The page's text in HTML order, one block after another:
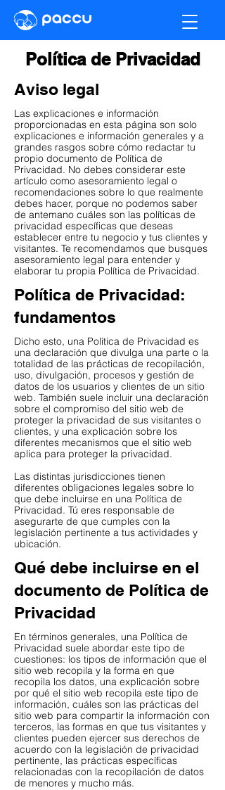
Política de Privacidad
Aviso legal
Las explicaciones e información
proporcionadas en esta página son solo
explicaciones e información generales y a
grandes rasgos sobre cómo redactar tu
propio documento de Política de
Privacidad. No debes considerar este
artículo como asesoramiento legal o
recomendaciones sobre lo que realmente
debes hacer, porque no podemos saber
de antemano cuáles son las políticas de
privacidad específicas que deseas
establecer entre tu negocio y tus clientes y
visitantes. Te recomendamos que busques
asesoramiento legal para entender y
elaborar tu propia Política de Privacidad.
Política de Privacidad:
fundamentos
Dicho esto, una Política de Privacidad es
una declaración que divulga una parte o la
totalidad de las prácticas de recopilación,
uso, divulgación, procesos y gestión de
datos de los usuarios y clientes de un sitio
web. También suele incluir una declaración
sobre el compromiso del sitio web de
proteger la privacidad de sus visitantes o
clientes, y una explicación sobre los
diferentes mecanismos que el sitio web
aplica para proteger la privacidad.
Las distintas jurisdicciones tienen
diferentes obligaciones legales sobre lo
que debe incluirse en una Política de
Privacidad. Tú eres responsable de
asegurarte de que cumples con la
legislación pertinente a tus actividades y
ubicación.
Qué debe incluirse en el
documento de Política de
Privacidad
En términos generales, una Política de
Privacidad suele abordar este tipo de
cuestiones: los tipos de información que el
sitio web recopila y la forma en que
recopila los datos, una explicación sobre
por qué el sitio web recopila este tipo de
información, cuáles son las prácticas del
sitio web para compartir la información con
terceros, las formas en que tus visitantes y
clientes pueden ejercer sus derechos de
acuerdo con la legislación de privacidad
pertinente, las prácticas específicas
relacionadas con la recopilación de datos
de menores y mucho más.